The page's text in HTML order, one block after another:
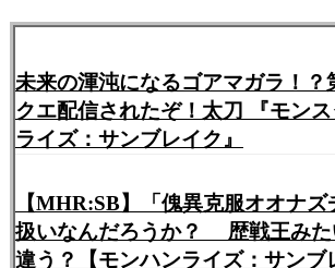
未来の渾沌になるゴアマガラ！？
クエ配信されたぞ！太刀 『モン
ライズ：サンブレイク』
【MHR:SB】「傀異克服オオナ
扱いなんだろうか？ 歴戦王みた
違う？【モンハンライズ：サンブ